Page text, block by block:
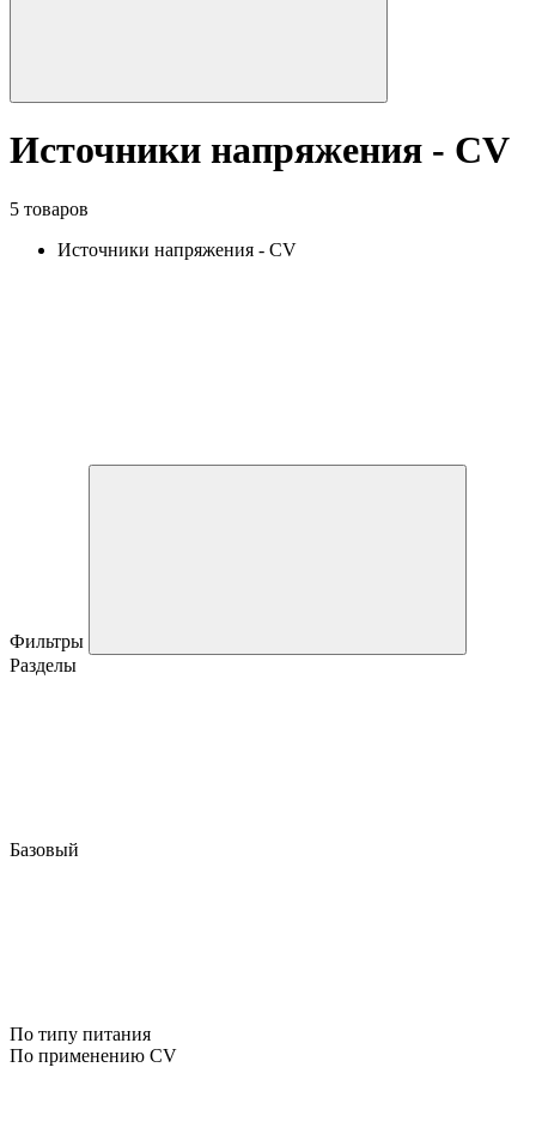
Источники напряжения - CV
5 товаров
Источники напряжения - CV
Фильтры
Разделы
Базовый
По типу питания
По применению CV